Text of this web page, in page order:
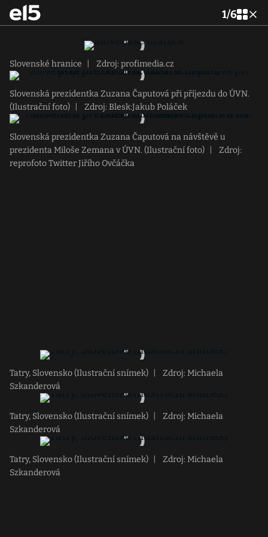
1/6
Slovenské hranice Zdroj: profimedia.cz
Slovenská prezidentka Zuzana Čaputová při příjezdu do ÚVN.
(Ilustrační foto)
Zdroj: Blesk:Jakub Poláček
Slovenská prezidentka Zuzana Čaputová na návštěvě u
prezidenta Miloše Zemana v ÚVN. (Ilustrační foto)
Zdroj:
reprofoto Twitter Jiřího Ovčáčka
Tatry, Slovensko (Ilustrační snímek)
Zdroj: Michaela
Szkanderová
Tatry, Slovensko (Ilustrační snímek)
Zdroj: Michaela
Szkanderová
Tatry, Slovensko (Ilustrační snímek)
Zdroj: Michaela
Szkanderová